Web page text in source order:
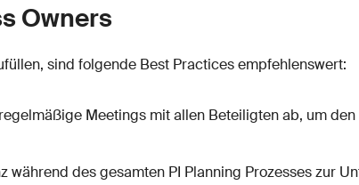
Owners
sind folgende Best Practices empfehlenswert:
Meetings mit allen Beteiligten ab, um
während des gesamten PI Planning Prozesses zur